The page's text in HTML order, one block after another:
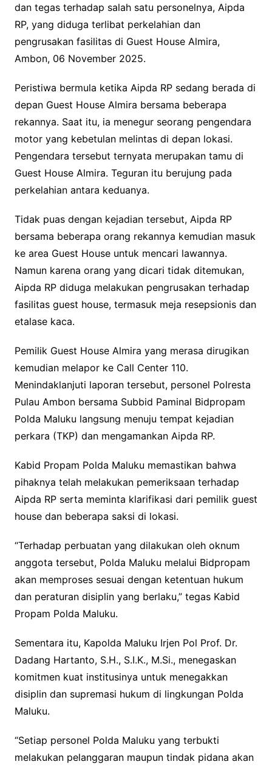
dan tegas terhadap salah satu personelnya, Aipda
RP, yang diduga terlibat perkelahian dan
pengrusakan fasilitas di Guest House Almira,
Ambon, 06 November 2025.
Peristiwa bermula ketika Aipda RP sedang berada di
depan Guest House Almira bersama beberapa
rekannya. Saat itu, ia menegur seorang pengendara
motor yang kebetulan melintas di depan lokasi.
Pengendara tersebut ternyata merupakan tamu di
Guest House Almira. Teguran itu berujung pada
perkelahian antara keduanya.
Tidak puas dengan kejadian tersebut, Aipda RP
bersama beberapa orang rekannya kemudian masuk
ke area Guest House untuk mencari lawannya.
Namun karena orang yang dicari tidak ditemukan,
Aipda RP diduga melakukan pengrusakan terhadap
fasilitas guest house, termasuk meja resepsionis dan
etalase kaca.
Pemilik Guest House Almira yang merasa dirugikan
kemudian melapor ke Call Center 110.
Menindaklanjuti laporan tersebut, personel Polresta
Pulau Ambon bersama Subbid Paminal Bidpropam
Polda Maluku langsung menuju tempat kejadian
perkara (TKP) dan mengamankan Aipda RP.
Kabid Propam Polda Maluku memastikan bahwa
pihaknya telah melakukan pemeriksaan terhadap
Aipda RP serta meminta klarifikasi dari pemilik guest
house dan beberapa saksi di lokasi.
“Terhadap perbuatan yang dilakukan oleh oknum
anggota tersebut, Polda Maluku melalui Bidpropam
akan memproses sesuai dengan ketentuan hukum
dan peraturan disiplin yang berlaku,” tegas Kabid
Propam Polda Maluku.
Sementara itu, Kapolda Maluku Irjen Pol Prof. Dr.
Dadang Hartanto, S.H., S.I.K., M.Si., menegaskan
komitmen kuat institusinya untuk menegakkan
disiplin dan supremasi hukum di lingkungan Polda
Maluku.
“Setiap personel Polda Maluku yang terbukti
melakukan pelanggaran maupun tindak pidana akan